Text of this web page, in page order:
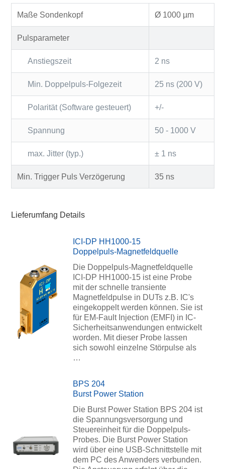
Maße Sondenkopf Ø 1000 µm
Pulsparameter
Anstiegszeit 2 ns
Min. Doppelpuls-Folgezeit 25 ns (200 V)
Polarität (Software gesteuert) +/-
Spannung 50 - 1000 V
max. Jitter (typ.) ± 1 ns
Min. Trigger Puls Verzögerung 35 ns
Lieferumfang Details
ICI-DP HH1000-15
Doppelpuls-Magnetfeldquelle
Die Doppelpuls-Magnetfeldquelle
ICI-DP HH1000-15 ist eine Probe
mit der schnelle transiente
Magnetfeldpulse in DUTs z.B. IC's
eingekoppelt werden können. Sie ist
für EM-Fault Injection (EMFI) in IC-
Sicherheitsanwendungen entwickelt
worden. Mit dieser Probe lassen
sich sowohl einzelne Störpulse als
…
BPS 204
Burst Power Station
Die Burst Power Station BPS 204 ist
die Spannungsversorgung und
Steuereinheit für die Doppelpuls-
Probes. Die Burst Power Station
wird über eine USB-Schnittstelle mit
dem PC des Anwenders verbunden.